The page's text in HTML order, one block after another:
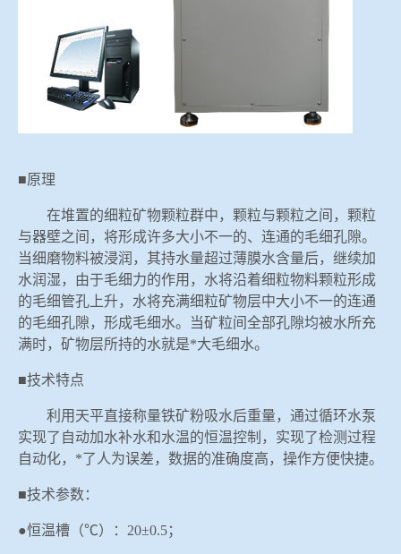
■原理
在堆置的细粒矿物颗粒群中，颗粒与颗粒之间，颗粒
与器壁之间，将形成许多大小不一的、连通的毛细孔隙。
当细磨物料被浸润，其持水量超过薄膜水含量后，继续加
水润湿，由于毛细力的作用，水将沿着细粒物料颗粒形成
的毛细管孔上升，水将充满细粒矿物层中大小不一的连通
的毛细孔隙，形成毛细水。当矿粒间全部孔隙均被水所充
满时，矿物层所持的水就是*大毛细水。
■技术特点
利用天平直接称量铁矿粉吸水后重量，通过循环水泵
实现了自动加水补水和水温的恒温控制，实现了检测过程
自动化，*了人为误差，数据的准确度高，操作方便快捷。
■技术参数：
●恒温槽（℃）：20±0.5；